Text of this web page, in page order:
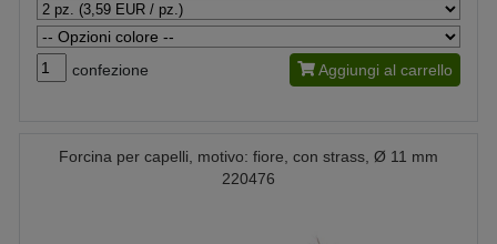
confezione Aggiungi al carrello
Forcina per capelli, motivo: fiore, con strass, Ø 11 mm
220476